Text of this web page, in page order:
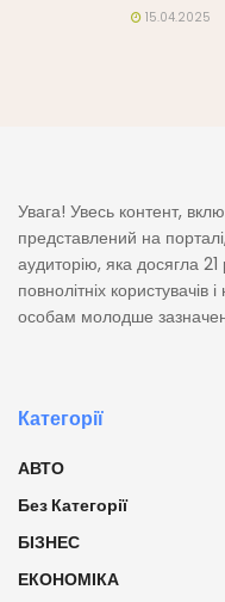
15.04.2025
Увага! Увесь контент,
представлений на
аудиторію, яка досягла
повнолітніх
особам молодше
Категорії
АВТО
Без Категорії
БІЗНЕС
ЕКОНОМІКА